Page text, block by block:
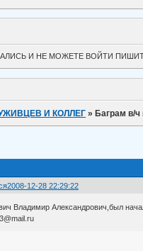
И НЕ МОЖЕТЕ ВОЙТИ
И КОЛЛЕГ » Баграм в/
2008-12-28 22:29:22
Владимир Александрович,был